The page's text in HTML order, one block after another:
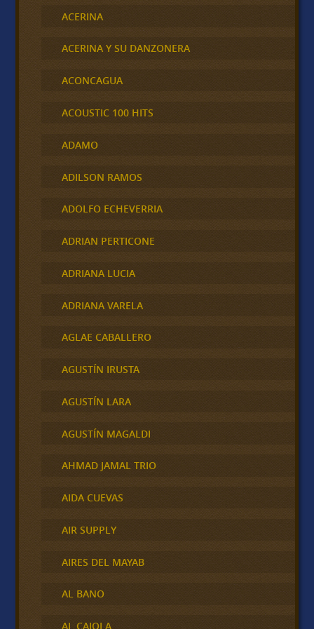
ACERINA
ACERINA Y SU DANZONERA
ACONCAGUA
ACOUSTIC 100 HITS
ADAMO
ADILSON RAMOS
ADOLFO ECHEVERRIA
ADRIAN PERTICONE
ADRIANA LUCIA
ADRIANA VARELA
AGLAE CABALLERO
AGUSTÍN IRUSTA
AGUSTÍN LARA
AGUSTÍN MAGALDI
AHMAD JAMAL TRIO
AIDA CUEVAS
AIR SUPPLY
AIRES DEL MAYAB
AL BANO
AL CAIOLA